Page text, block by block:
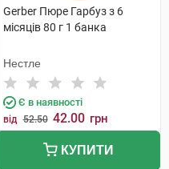
Gerber Пюре Гарбуз з 6
місяців 80 г 1 банка
Нестле
Є в наявності
від 52.50 42.00 грн
КУПИТИ